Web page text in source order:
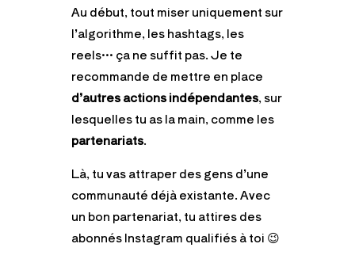
Au début, tout miser uniquement sur
l’algorithme, les hashtags, les
reels… ça ne suffit pas. Je te
recommande de mettre en place
d’autres actions indépendantes, sur
lesquelles tu as la main, comme les
partenariats.
Là, tu vas attraper des gens d’une
communauté déjà existante. Avec
un bon partenariat, tu attires des
abonnés Instagram qualifiés à toi 😉